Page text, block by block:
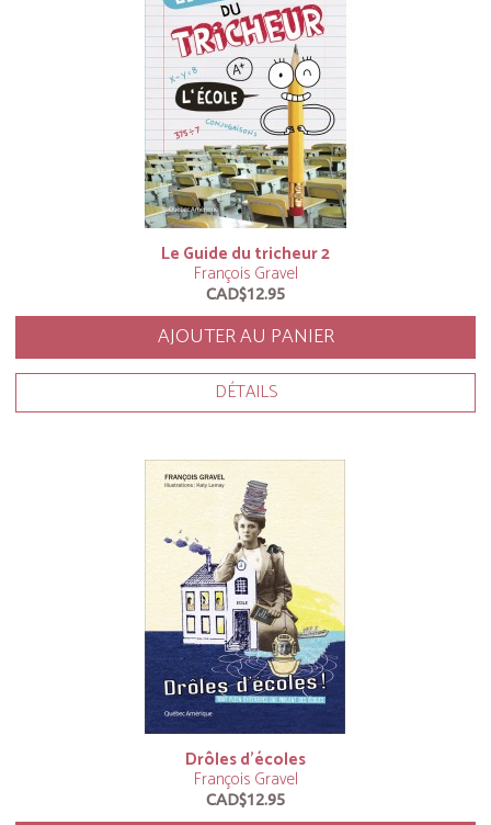
Le Guide du tricheur 2
François Gravel
CAD$12.95
AJOUTER AU PANIER
DÉTAILS
Drôles d’écoles
François Gravel
CAD$12.95